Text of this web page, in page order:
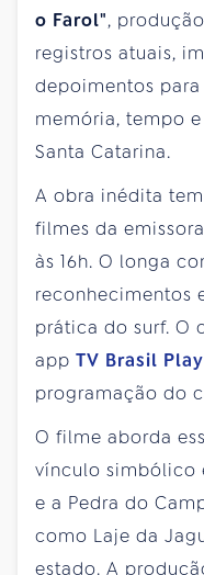
o Farol",
registros atuais,
depoimentos
memória, tempo
Santa Catarina.
A obra inédita
filmes da
às 16h. O longa
reconhecimentos
prática do surf. O
app TV Brasil Play
programação do
O filme aborda
vínculo simbólico
e a Pedra do
como Laje da
estado. A